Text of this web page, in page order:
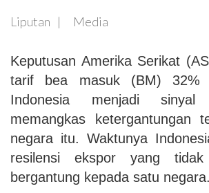
Liputan Media
Keputusan Amerika Serikat
tarif bea masuk (BM) 32%
Indonesia menjadi
memangkas ketergantungan
negara itu. Waktunya
resilensi ekspor yang
bergantung kepada satu negara.